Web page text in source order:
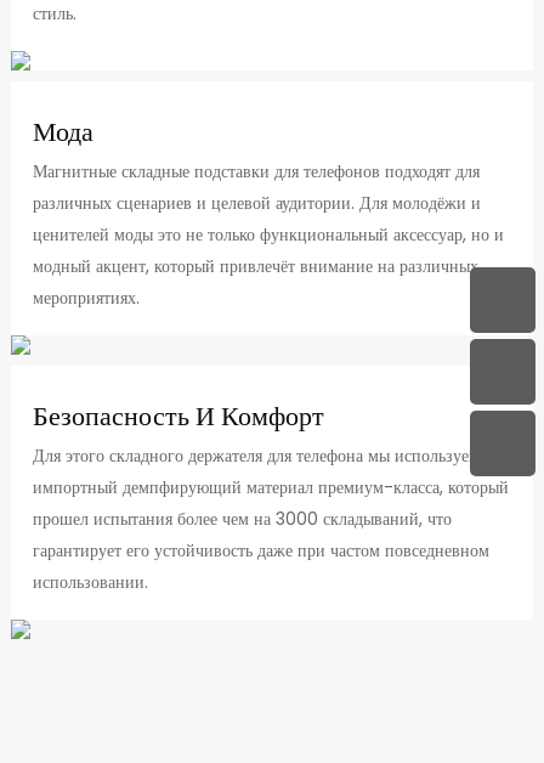
стиль.
Мода
Магнитные складные подставки для телефонов подходят для
различных сценариев и целевой аудитории. Для молодёжи и
ценителей моды это не только функциональный аксессуар, но и
модный акцент, который привлечёт внимание на различных
мероприятиях.
Безопасность И Комфорт
Для этого складного держателя для телефона мы используем
импортный демпфирующий материал премиум-класса, который
прошел испытания более чем на 3000 складываний, что
гарантирует его устойчивость даже при частом повседневном
использовании.